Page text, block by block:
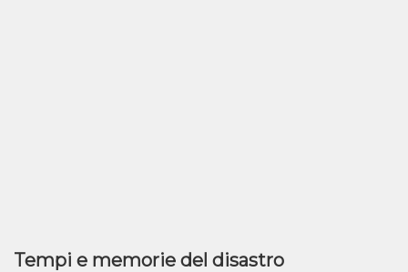
Tempi e memorie del disastro